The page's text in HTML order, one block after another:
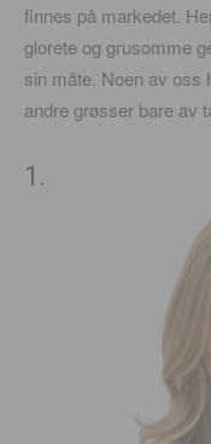
finnes på markedet.
glorete og grusomme
sin måte. Noen av oss
andre grøsser bare av
1.